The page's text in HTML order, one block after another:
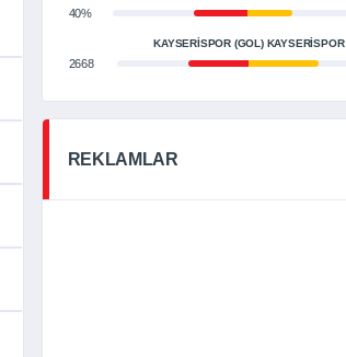
40%
KAYSERISPOR (GOL) KAYSERİSPOR
2668
REKLAMLAR